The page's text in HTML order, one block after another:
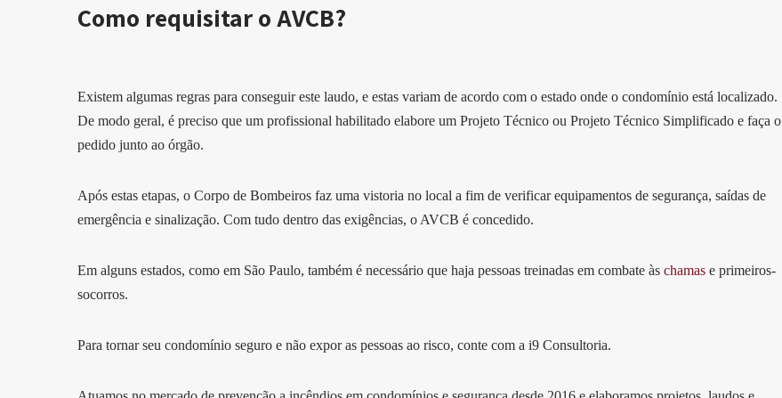
Como requisitar o AVCB?
Existem algumas regras para conseguir este laudo, e estas variam de acordo com o estado onde o condomínio está localizado.
De modo geral, é preciso que um profissional habilitado elabore um Projeto Técnico ou Projeto Técnico Simplificado e faça o
pedido junto ao órgão.
Após estas etapas, o Corpo de Bombeiros faz uma vistoria no local a fim de verificar equipamentos de segurança, saídas de
emergência e sinalização. Com tudo dentro das exigências, o AVCB é concedido.
Em alguns estados, como em São Paulo, também é necessário que haja pessoas treinadas em combate às chamas e primeiros-
socorros.
Para tornar seu condomínio seguro e não expor as pessoas ao risco, conte com a i9 Consultoria.